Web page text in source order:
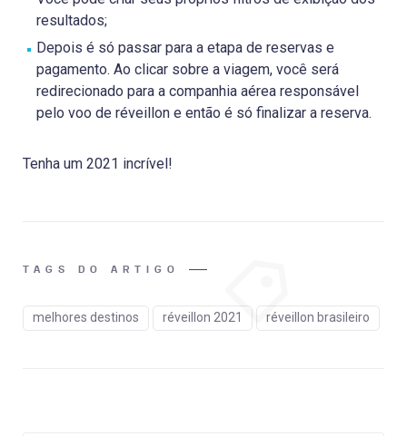
resultados;
Depois é só passar para a etapa de reservas e
pagamento. Ao clicar sobre a viagem, você será
redirecionado para a companhia aérea responsável
pelo voo de réveillon e então é só finalizar a reserva.
Tenha um 2021 incrível!
TAGS DO ARTIGO
melhores destinos réveillon 2021 réveillon brasileiro